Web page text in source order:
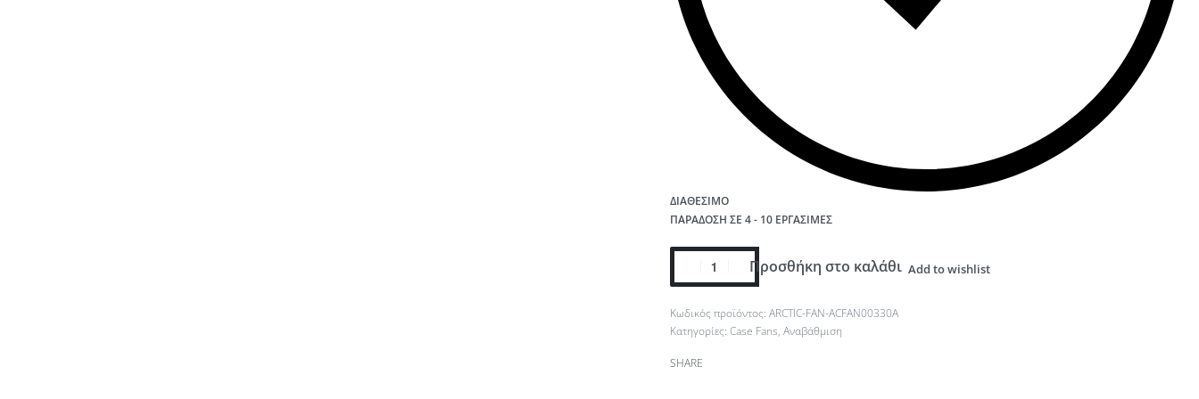
ΔΙΑΘΈΣΙΜΟ
ΠΑΡΆΔΟΣΗ ΣΕ 4 - 10 ΕΡΓΆΣΙΜΕΣ
Προσθήκη στο καλάθι Add to wishlist
ARCTIC-FAN-ACFAN00330A
Κατηγορίες: Case Fans, Αναβάθμιση
SHARE